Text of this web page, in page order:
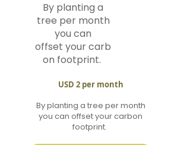
By planting a
tree per month
you can
offset your carb
on footprint.
USD 2 per month
By planting a tree per month
you can offset your carbon
footprint.